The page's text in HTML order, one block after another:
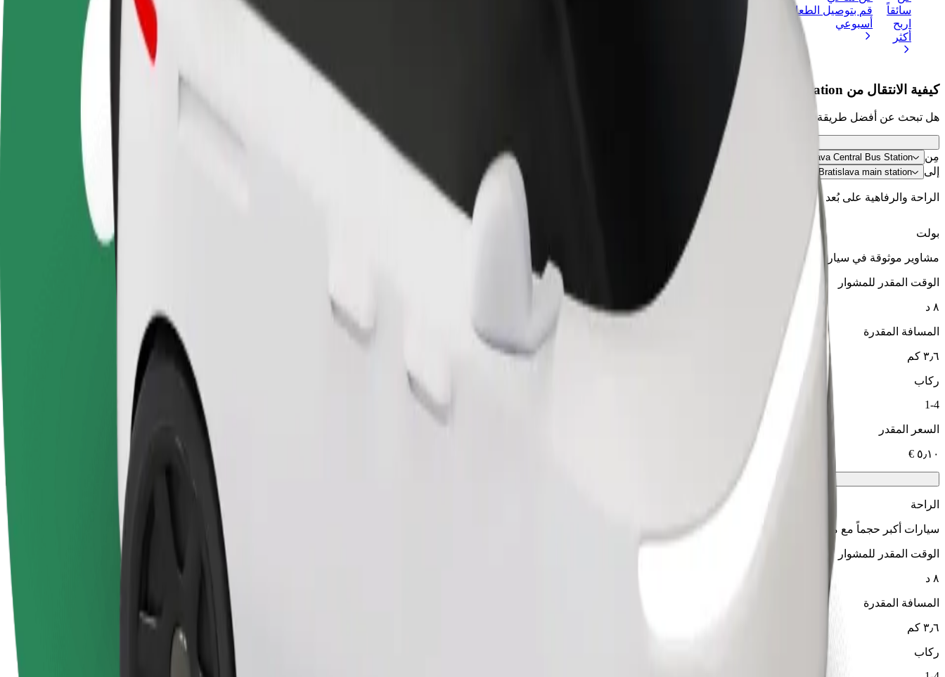
سائقاً
اربح
أكثر
قم بتوصيل الطعام واحصل على أجر
أسبوعي
منتجات وخدمات بولت تم تطويرها
كيفية الانتقال من Bratislava Central Bus Station إلى Bratislava main station
هل تبحث عن أفضل طريقة للانتقال من Bratislava Central Bus Station إلى Bratislava main station؟ اطّلع على خدماتنا واختر الأنسب لمشوارك.
مِن Bratislava Central Bus Station
إلى Bratislava main station
الراحة والرفاهية على بُعد نقرات فقط!
بولت
مشاوير موثوقة في سيارات متوسطة الحجم ويومية.
الوقت المقدر للمشوار
٨ د
المسافة المقدرة
٣٫٦ كم
ركاب
1-4
السعر المقدر
الراحة
سيارات أكبر حجماً مع مساحة أكبر للأرجل والتخزين
الوقت المقدر للمشوار
٨ د
المسافة المقدرة
٣٫٦ كم
ركاب